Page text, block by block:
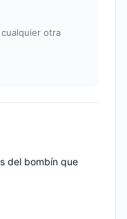
otra
del bombín que